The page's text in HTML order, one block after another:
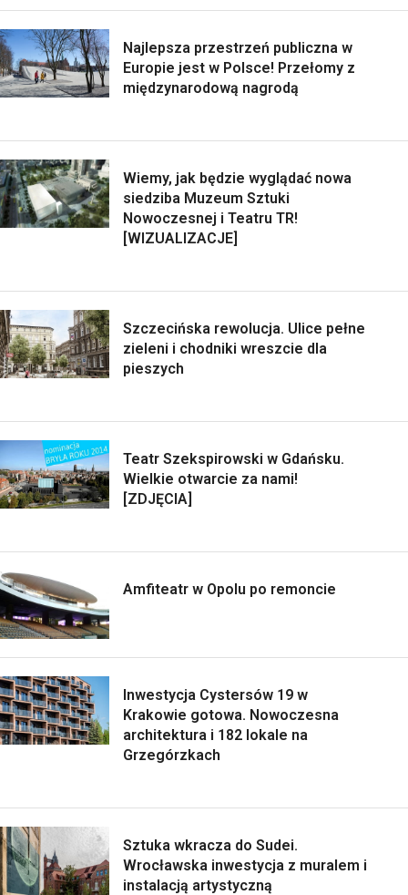
Najlepsza przestrzeń publiczna w
Europie jest w Polsce! Przełomy z
międzynarodową nagrodą
Wiemy, jak będzie wyglądać nowa
siedziba Muzeum Sztuki
Nowoczesnej i Teatru TR!
[WIZUALIZACJE]
Szczecińska rewolucja. Ulice pełne
zieleni i chodniki wreszcie dla
pieszych
Teatr Szekspirowski w Gdańsku.
Wielkie otwarcie za nami!
[ZDJĘCIA]
Amfiteatr w Opolu po remoncie
Inwestycja Cystersów 19 w
Krakowie gotowa. Nowoczesna
architektura i 182 lokale na
Grzegórzkach
Sztuka wkracza do Sudei.
Wrocławska inwestycja z muralem i
instalacją artystyczną